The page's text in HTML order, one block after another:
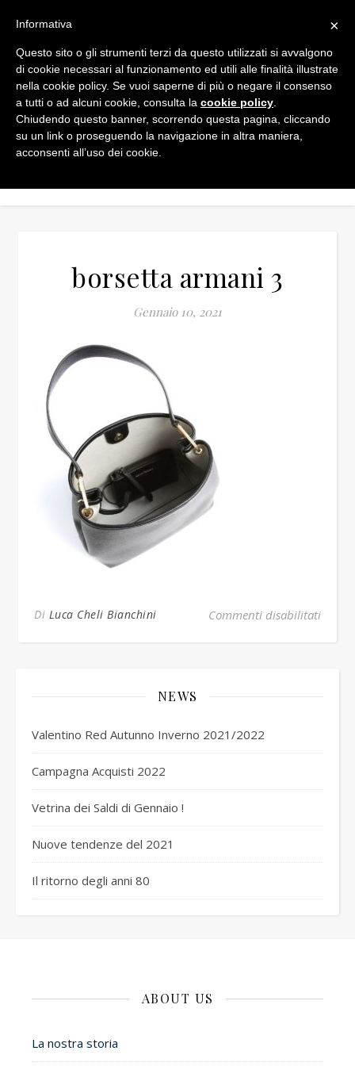
borsetta armani 3
Gennaio 10, 2021
Di Luca Cheli Bianchini Commenti disabilitatisu
NEWS
Valentino Red Autunno Inverno 2021/2022
Campagna Acquisti 2022
Vetrina dei Saldi di Gennaio !
Nuove tendenze del 2021
Il ritorno degli anni 80
ABOUT US
La nostra storia
×
Informativa
Questo sito o gli strumenti terzi da questo utilizzati si avvalgono
di cookie necessari al funzionamento ed utili alle finalità illustrate
nella cookie policy. Se vuoi saperne di più o negare il consenso
a tutti o ad alcuni cookie, consulta la cookie policy
Chiudendo questo banner, scorrendo questa pagina, cliccando
su un link o proseguendo la navigazione in altra maniera,
acconsenti all’uso dei cookie.